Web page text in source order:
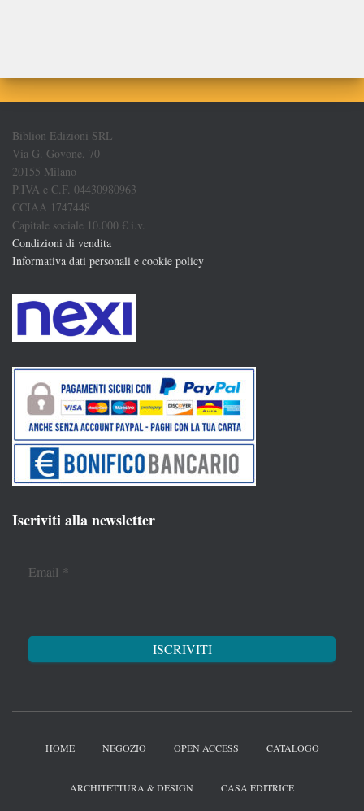
Biblion Edizioni SRL
Via G. Govone, 70
20155 Milano
P.IVA e C.F. 04430980963
CCIAA 1747448
Capitale sociale 10.000 € i.v.
Condizioni di vendita
Informativa dati personali e cookie policy
Iscriviti alla newsletter
Email *
HOME NEGOZIO OPEN ACCESS CATALOGO
ARCHITETTURA & DESIGN CASA EDITRICE